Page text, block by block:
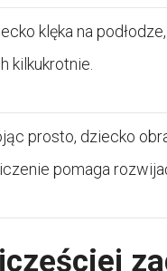
klęka na
kilkukrotnie.
prosto, dziecko
pomaga